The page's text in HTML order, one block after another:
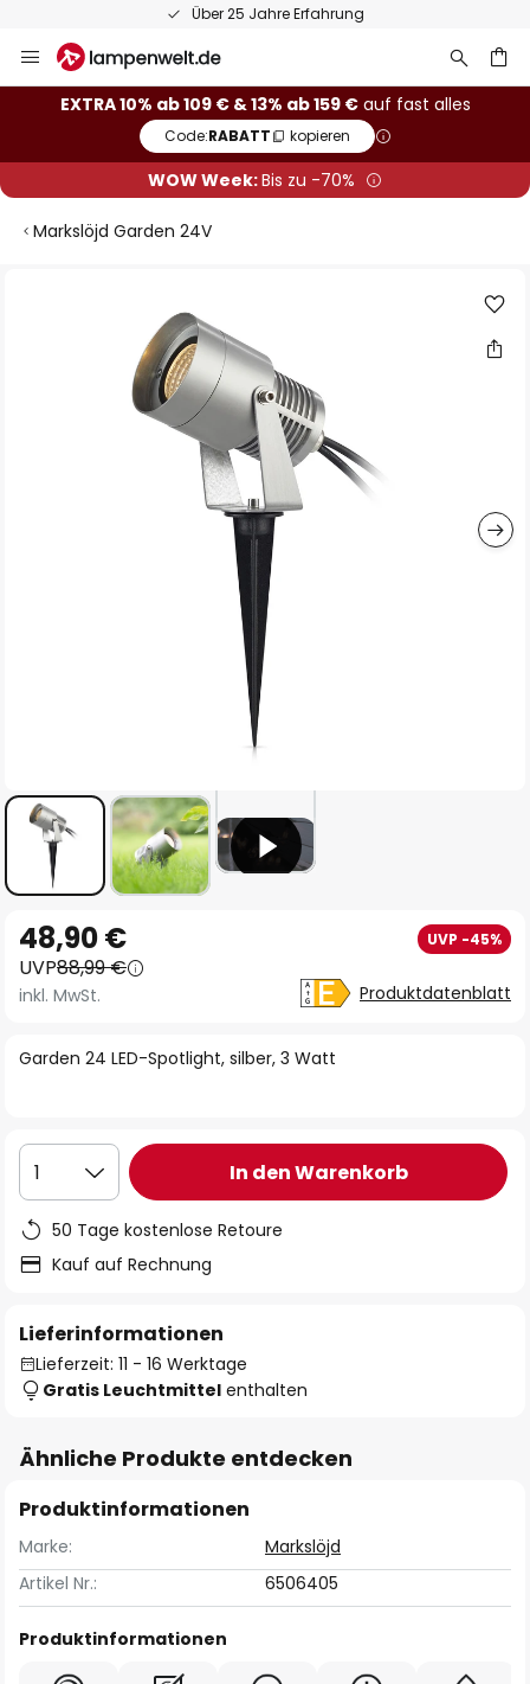
Über 25 Jahre Erfahrung
Inhalt
springen
EXTRA 10% ab 109 € & 13% ab 159 €auf fast alles
Code:RABATT kopieren
WOW Week:Bis zu -70%
Markslöjd Garden 24V
Anfang
der
Bildgalerie
Garden 24 LED-Spotlight, silber, 3 Watt
48,90 € UVP -45%
UVP88,99 €
inkl. MwSt. Produktdatenblatt
1 In den Warenkorb
50 Tage kostenlose Retoure
Kauf auf Rechnung
Lieferinformationen
Lieferzeit: 11 - 16 Werktage
Gratis Leuchtmittel enthalten
Ähnliche Produkte entdecken
Produktinformationen
Marke:
Markslöjd
Artikel Nr.:
6506405
Produktinformationen